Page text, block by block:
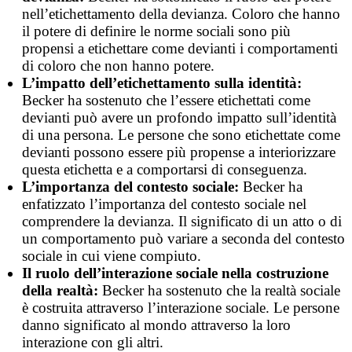
nell’etichettamento della devianza. Coloro che hanno
il potere di definire le norme sociali sono più
propensi a etichettare come devianti i comportamenti
di coloro che non hanno potere.
L’impatto dell’etichettamento sulla identità:
Becker ha sostenuto che l’essere etichettati come
devianti può avere un profondo impatto sull’identità
di una persona. Le persone che sono etichettate come
devianti possono essere più propense a interiorizzare
questa etichetta e a comportarsi di conseguenza.
L’importanza del contesto sociale: Becker ha
enfatizzato l’importanza del contesto sociale nel
comprendere la devianza. Il significato di un atto o di
un comportamento può variare a seconda del contesto
sociale in cui viene compiuto.
Il ruolo dell’interazione sociale nella costruzione
della realtà: Becker ha sostenuto che la realtà sociale
è costruita attraverso l’interazione sociale. Le persone
danno significato al mondo attraverso la loro
interazione con gli altri.